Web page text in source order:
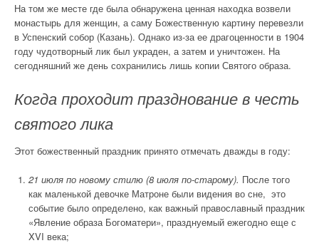
На том же месте где была обнаружена ценная находка возвели
монастырь для женщин, а саму Божественную картину перевезли
в Успенский собор (Казань). Однако из-за ее драгоценности в 1904
году чудотворный лик был украден, а затем и уничтожен. На
сегодняшний же день сохранились лишь копии Святого образа.
Когда проходит празднование в честь
святого лика
Этот божественный праздник принято отмечать дважды в году:
21 июля по новому стилю (8 июля по-старому). После того
как маленькой девочке Матроне были видения во сне, это
событие было определено, как важный православный праздник
«Явление образа Богоматери», празднуемый ежегодно еще с
XVI века;